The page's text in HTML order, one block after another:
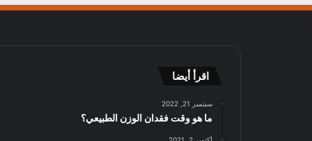
اقرأ أيضا
سبتمبر 21, 2022
ما هو وقت فقدان الوزن الطبيعي؟